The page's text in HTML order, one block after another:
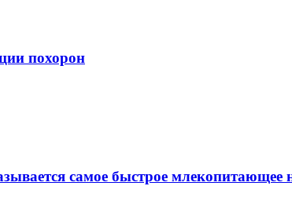
похорон
самое быстрое млекопитающее